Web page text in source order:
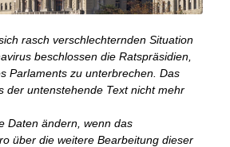
rasch verschlechternden Situation
beschlossen die Ratspräsidien,
Parlaments zu unterbrechen. Das
der untenstehende Text nicht mehr
Daten ändern, wenn das
über die weitere Bearbeitung dieser